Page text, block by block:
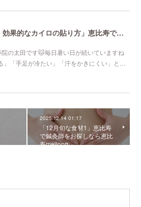
「代謝アップならここ！効果的なカイロの貼り方」恵比寿で口コミNo 1美容鍼灸ならmeilong
の太田です🐱毎日暑い日が続いていますね
」「手足が冷たい」「汗をかきにくい」と…
2025.12.14 01:17
「12月旬な食材1」恵比寿
で鍼灸師をお探しなら恵比
寿meilong